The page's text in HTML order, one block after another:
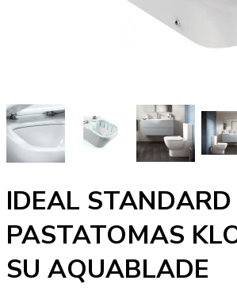
IDEAL STANDARD
PASTATOMAS
SU AQUABLADE